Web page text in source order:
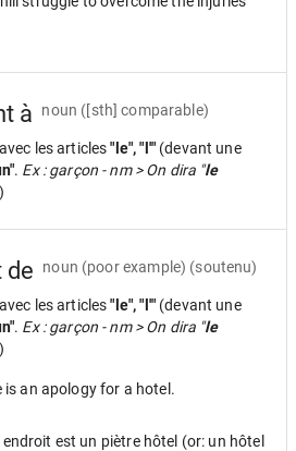
à noun ([sth] comparable)
les articles"le", "l'" (devant une
. Ex : garçon - nm > On dira "le
)
de noun (poor example) (soutenu)
les articles"le", "l'" (devant une
. Ex : garçon - nm > On dira "le
)
is an apology for a hotel.
est un piètre hôtel (or: un hôtel